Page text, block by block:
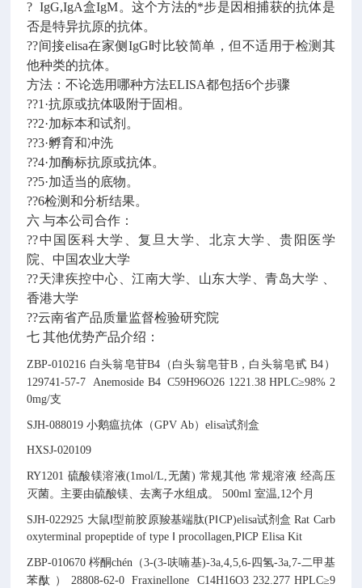
? IgG,IgA盒IgM。这个方法的*步是因相捕获的抗体是
否是特异抗原的抗体。
??间接elisa在家侧IgG时比较简单，但不适用于检测其
他种类的抗体。
方法：不论选用哪种方法ELISA都包括6个步骤
??1·抗原或抗体吸附于固相。
??2·加标本和试剂。
??3·孵育和冲洗
??4·加酶标抗原或抗体。
??5·加适当的底物。
??6检测和分析结果。
六 与本公司合作：
??中国医科大学、复旦大学、北京大学、贵阳医学
院、中国农业大学
??天津疾控中心、江南大学、山东大学、青岛大学 、
香港大学
??云南省产品质量监督检验研究院
七 其他优势产品介绍：
ZBP-010216 白头翁皂苷B4（白头翁皂苷B，白头翁皂甙 B4）
129741-57-7
Anemoside B4 C59H96O26 1221.38 HPLC≥98% 2
0mg/支
SJH-088019 小鹅瘟抗体（GPV Ab）elisa试剂盒
HXSJ-020109
RY1201 硫酸镁溶液(1mol/L,无菌) 常规其他 常规溶液 经高压
灭菌。主要由硫酸镁、去离子水组成。
500ml 室温,12个月
SJH-022925 大鼠Ⅰ型前胶原羧基端肽(PⅠCP)elisa试剂盒 Rat Carb
oxyterminal propeptide of type Ⅰ procollagen,PⅠCP Elisa Kit
ZBP-010670 梣酮chén（3-(3-呋喃基)-3a,4,5,6-四氢-3a,7-二甲基
苯酞 ）
28808-62-0 Fraxinellone C14H16O3 232.277 HPLC≥9